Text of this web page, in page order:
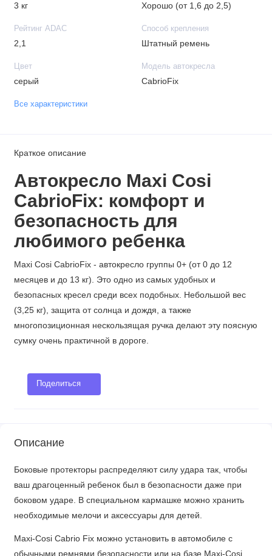
3 кг Хорошо (от 1,6 до 2,5)
Рейтинг ADAC
2,1
Способ крепления
Штатный ремень
Цвет
серый
Модель автокресла
CabrioFix
Все характеристики
Краткое описание
Автокресло Maxi Cosi
CabrioFix: комфорт и
безопасность для
любимого ребенка
Maxi Cosi CabrioFix - автокресло группы 0+ (от 0 до 12
месяцев и до 13 кг). Это одно из самых удобных и
безопасных кресел среди всех подобных. Небольшой вес
(3,25 кг), защита от солнца и дождя, а также
многопозиционная нескользящая ручка делают эту поясную
сумку очень практичной в дороге.
Поделиться
Описание
Боковые протекторы распределяют силу удара так, чтобы
ваш драгоценный ребенок был в безопасности даже при
боковом ударе. В специальном кармашке можно хранить
необходимые мелочи и аксессуары для детей.
Maxi-Cosi Cabrio Fix можно установить в автомобиле с
обычными ремнями безопасности или на базе Maxi-Cosi